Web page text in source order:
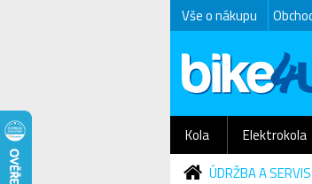
Vše o nákupu
Kola Elektrokola
ÚDRŽBA A SERVIS